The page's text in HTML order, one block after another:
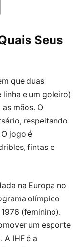
Seus
que duas
linha e um goleiro)
mãos. O
respeitando
jogo é
fintas e
na Europa no
olímpico
(feminino).
um esporte
IHF é a